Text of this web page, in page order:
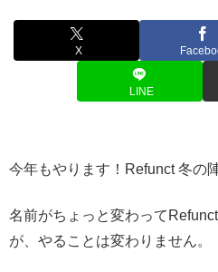
X
LINE
今年もやります！Refunct 冬の
名前がちょっと変わって
が、やることは変わりません。